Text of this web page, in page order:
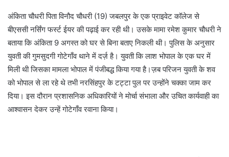
अंकिता चौधरी पिता विनौद चौधरी (19) जबलपुर के एक प्राइवेट कॉलेज से
बीएससी नर्सिंग फर्स्ट ईयर की पढ़ाई कर रही थी। उसके मामा रमेश कुमार चौधरी ने
बताया कि अंकिता 9 अगस्त को घर से बिना बताए निकली थी। पुलिस के अनुसार
युवती की गुमसुदगी गोटेगाँव थाने में दर्ज़ है। युवती कि लाश भोपाल के एक घर में
मिली थी जिसका मामला भोपाल में पंजीबद्ध किया गया है।ज़ब परिजन युवती के शव
को भोपाल से ला रहे थे तभी नरसिंहपुर के टट्टा पुल पर उन्होंने चक्का जाम कर
दिया। इस दौरान प्रशासनिक अधिकारियों ने मोर्चा संभाला और उचित कार्यवाही का
आश्वासन देकर उन्हें गोटेगाँव रवाना किया।